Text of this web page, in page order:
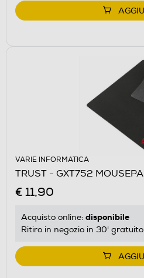
VARIE INFORMATICA
TRUST - GXT752
€ 11,90
Acquisto online: disponibile
Ritiro in negozio in 30'